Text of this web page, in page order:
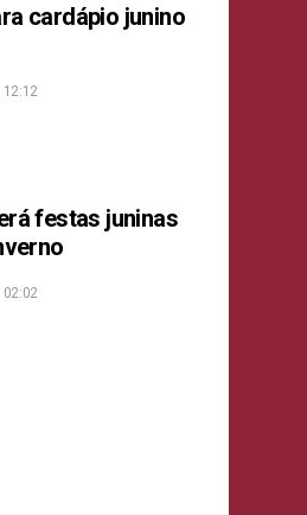
cardápio junino
festas juninas